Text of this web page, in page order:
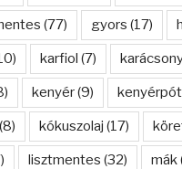
(77) gyors (17)
karfiol (7)
kenyér(9)
(8) kókuszolaj (17)
lisztmentes (32) mák